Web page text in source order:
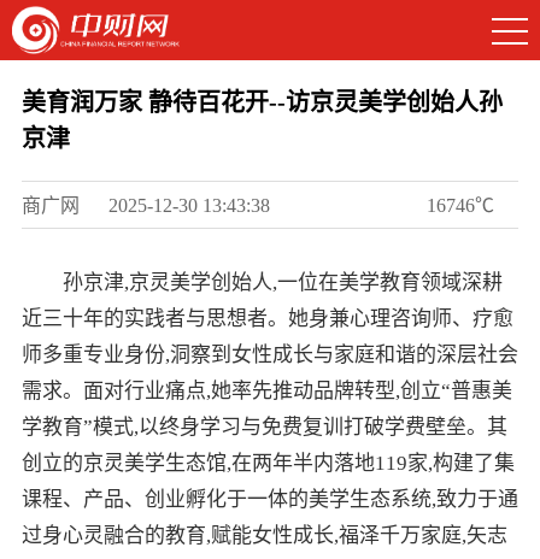
美育润万家 静待百花开--访京灵美学创始人孙
京津
商广网 2025-12-30 13:43:38 16746℃
孙京津,京灵美学创始人,一位在美学教育领域深耕
近三十年的实践者与思想者。她身兼心理咨询师、疗愈
师多重专业身份,洞察到女性成长与家庭和谐的深层社会
需求。面对行业痛点,她率先推动品牌转型,创立“普惠美
学教育”模式,以终身学习与免费复训打破学费壁垒。其
创立的京灵美学生态馆,在两年半内落地119家,构建了集
课程、产品、创业孵化于一体的美学生态系统,致力于通
过身心灵融合的教育,赋能女性成长,福泽千万家庭,矢志